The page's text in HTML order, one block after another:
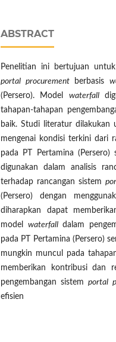
ABSTRACT
Penelitian ini bertujuan
portal procurementberbasis
(Persero). Model waterfall
tahapan-tahapan
baik. Studi literatur dilakukan
mengenai kondisi terkini dari
pada PT Pertamina
digunakan dalam analisis
terhadap rancangan sistem
(Persero) dengan
diharapkan dapat
model waterfalldalam
pada PT Pertamina (Persero)
mungkin muncul pada
memberikan kontribusi dan
pengembangan sistemportal
efisien